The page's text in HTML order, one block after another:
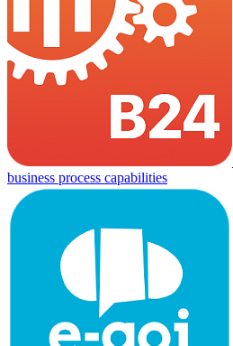
business process capabilities